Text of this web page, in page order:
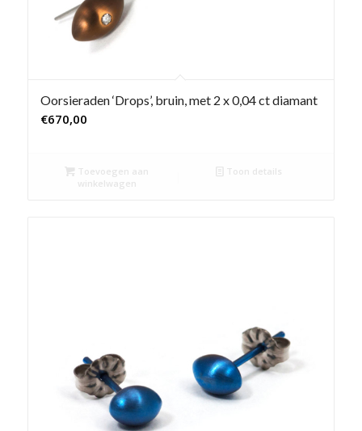
Oorsieraden ‘Drops’, bruin, met 2 x 0,04 ct diamant
€670,00
Toevoegen aan
winkelwagen
Toon details